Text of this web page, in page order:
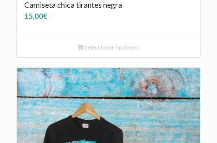
Camiseta chica tirantes negra
15,00€
Seleccionar opciones